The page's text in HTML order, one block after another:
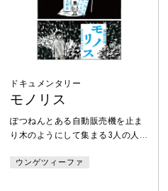
ドキュメンタリー
モノリス
ぽつねんとある自動販売機を止ま
り木のようにして集まる3人の人
の風味が浸透するように境目なく
ウンゲツィーファ